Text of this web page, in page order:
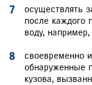
осуществлять
после каждого
воду,
своевременно
обнаруженные
кузова,